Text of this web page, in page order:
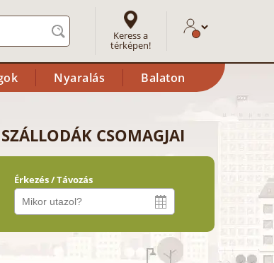
Keress a
térképen!
Nyaralás Balaton
CSOMAGJAI
Érkezés / Távozás